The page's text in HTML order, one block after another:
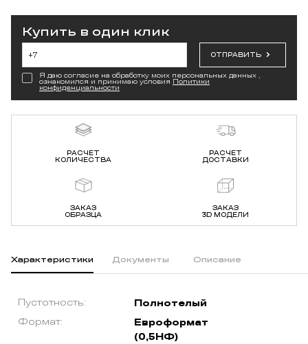
Купить в один клик
ОТПРАВИТЬ
Я даю согласие на обработку моих персональных данных ,
ознакомился и принимаю условия Политики
конфиденциальности
РАСЧЕТ
КОЛИЧЕСТВА
РАСЧЕТ
ДОСТАВКИ
ЗАКАЗ
ОБРАЗЦА
ЗАКАЗ
3D МОДЕЛИ
Характеристики Документы Описание
Пустотность: Полнотелый
Формат:
Евроформат
(0,5НФ)